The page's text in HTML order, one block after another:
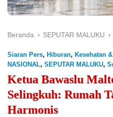
Beranda SEPUTAR MALUKU
Siaran Pers, Hiburan, Kesehatan
NASIONAL, SEPUTAR MALUKU,
Ketua Bawaslu
Selingkuh: Rumah
Harmonis